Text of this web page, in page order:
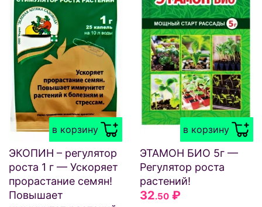
в корзину
ЭКОПИН – регулятор
роста 1 г — Ускоряет
прорастание семян!
Повышает
в корзину
ЭТАМОН БИО 5г —
Регулятор роста
растений!
32.50 ₽